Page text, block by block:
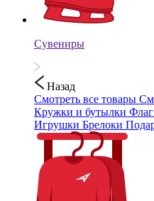
Сувениры
Назад
Смотреть все товары
Кружки и бутылки
Игрушки Брелоки